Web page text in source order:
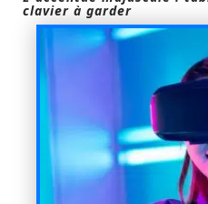
clavier à garder